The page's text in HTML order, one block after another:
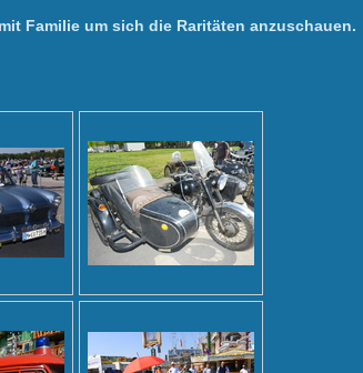
Familie um sich die Raritäten anzuschauen.